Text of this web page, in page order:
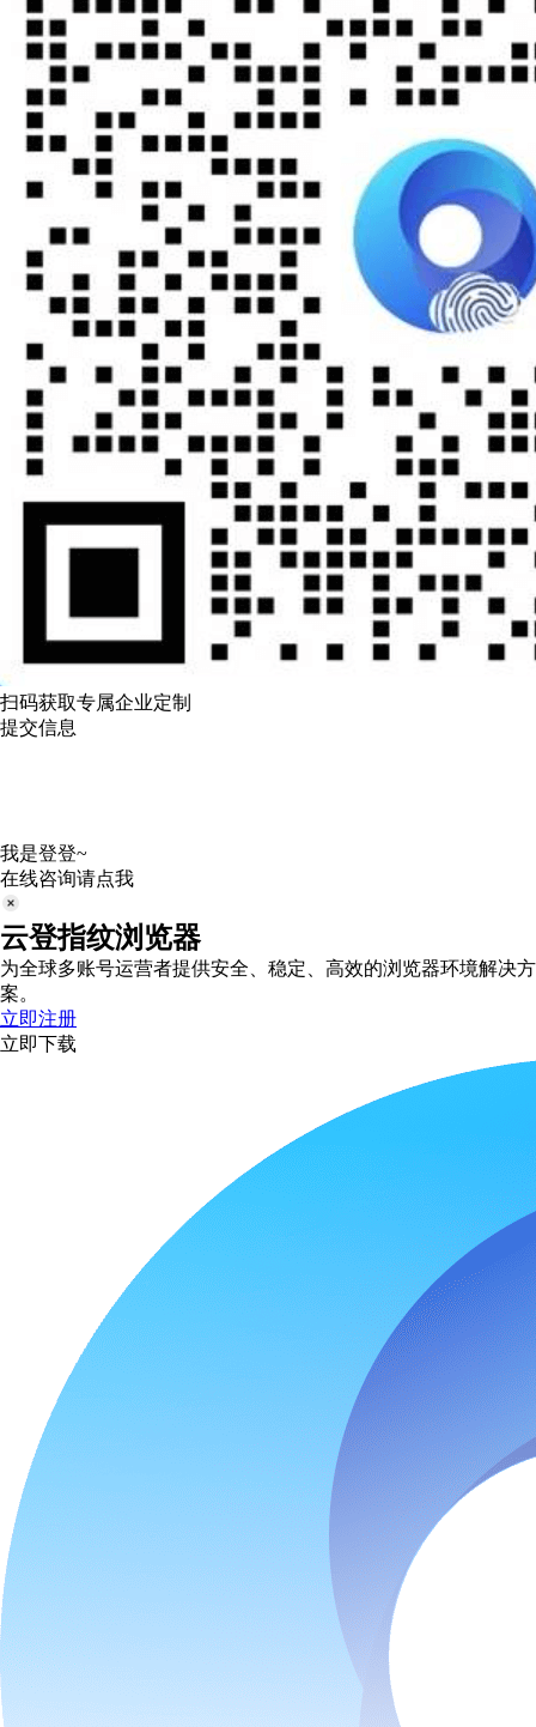
扫码获取专属企业定制
提交信息
我是登登~
在线咨询请点我
云登指纹浏览器
为全球多账号运营者提供安全、稳定、高效的浏览器环境解决方
案。
立即注册
立即下载